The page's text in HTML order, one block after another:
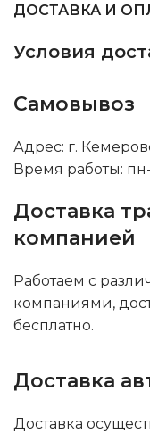
ДОСТАВКА И
Условия
Самовывоз
Адрес: г.
Время работы: пн-
Доставка
компанией
Работаем с
компаниями,
бесплатно.
Доставка
Доставка